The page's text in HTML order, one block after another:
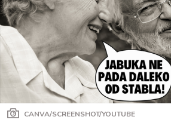
CANVA/SCREENSHOT/YOUTUBE